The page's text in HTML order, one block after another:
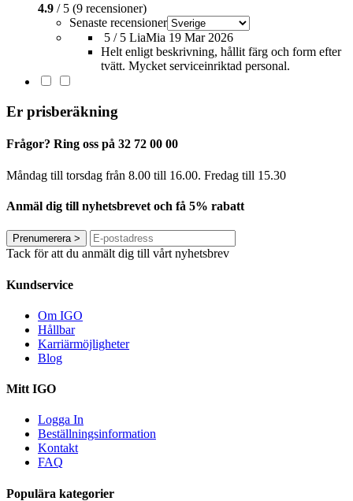
4.9 / 5 (9 recensioner)
Senaste recensioner
5 / 5 LiaMia 19 Mar 2026
Helt enligt beskrivning, hållit färg och form efter
tvätt. Mycket serviceinriktad personal.
Er prisberäkning
Frågor? Ring oss på 32 72 00 00
Måndag till torsdag från 8.00 till 16.00. Fredag ​​till 15.30
Anmäl dig till nyhetsbrevet och få 5% rabatt
Prenumerera>
Tack för att du anmält dig till vårt nyhetsbrev
Kundservice
Om IGO
Hållbar
Karriärmöjligheter
Blog
Mitt IGO
Logga In
Beställningsinformation
Kontakt
FAQ
Populära kategorier